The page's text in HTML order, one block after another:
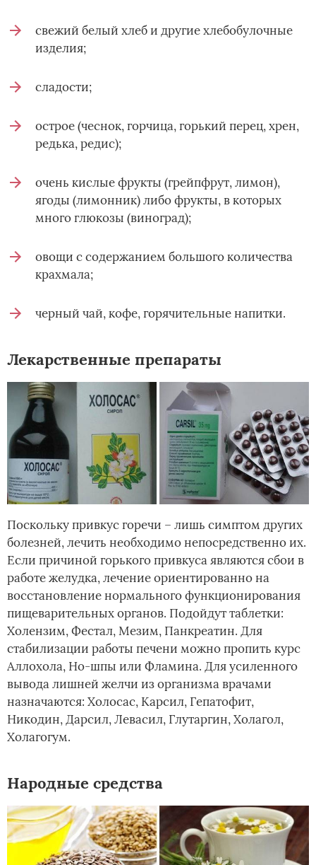
свежий белый хлеб и другие хлебобулочные
изделия;
сладости;
острое (чеснок, горчица, горький перец, хрен,
редька, редис);
очень кислые фрукты (грейпфрут, лимон),
ягоды (лимонник) либо фрукты, в которых
много глюкозы (виноград);
овощи с содержанием большого количества
крахмала;
черный чай, кофе, горячительные напитки.
Лекарственные препараты
Поскольку привкус горечи – лишь симптом других
болезней, лечить необходимо непосредственно их.
Если причиной горького привкуса являются сбои в
работе желудка, лечение ориентированно на
восстановление нормального функционирования
пищеварительных органов. Подойдут таблетки:
Холензим, Фестал, Мезим, Панкреатин. Для
стабилизации работы печени можно пропить курс
Аллохола, Но-шпы или Фламина. Для усиленного
вывода лишней желчи из организма врачами
назначаются: Холосас, Карсил, Гепатофит,
Никодин, Дарсил, Левасил, Глутаргин, Холагол,
Холагогум.
Народные средства